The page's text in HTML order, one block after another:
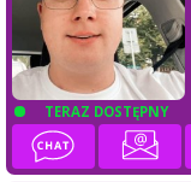
TERAZ DOSTĘPNY